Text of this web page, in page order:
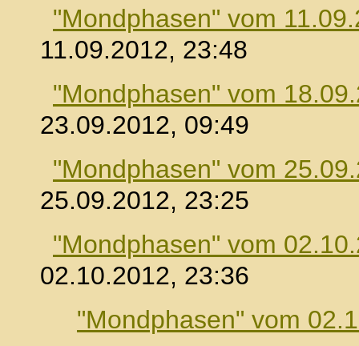
"Mondphasen" vom
11.09.2012, 23:48
"Mondphasen" vom
23.09.2012, 09:49
"Mondphasen" vom
25.09.2012, 23:25
"Mondphasen" vom
02.10.2012, 23:36
"Mondphasen" vom